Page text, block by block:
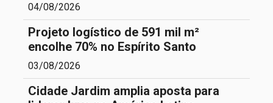
04/08/2026
Projeto logístico de 591 mil m²
encolhe 70% no Espírito Santo
03/08/2026
Cidade Jardim amplia aposta para